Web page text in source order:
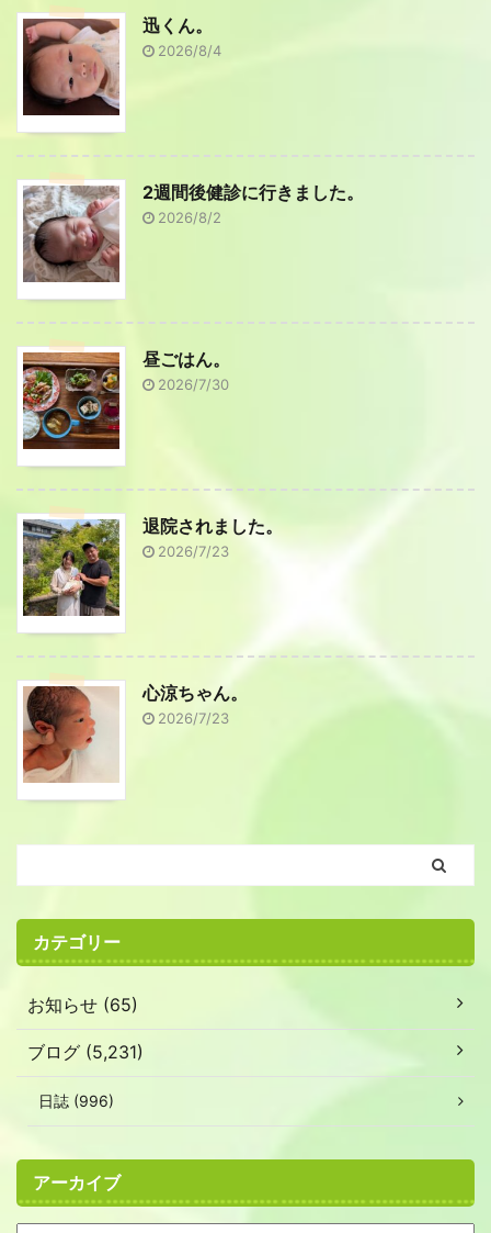
迅くん。
2026/8/4
2週間後健診に行きました。
2026/8/2
昼ごはん。
2026/7/30
退院されました。
2026/7/23
心涼ちゃん。
2026/7/23
カテゴリー
お知らせ (65)
ブログ (5,231)
日誌 (996)
アーカイブ